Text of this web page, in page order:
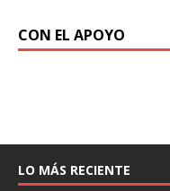
CON EL APOYO
LO MÁS RECIENTE